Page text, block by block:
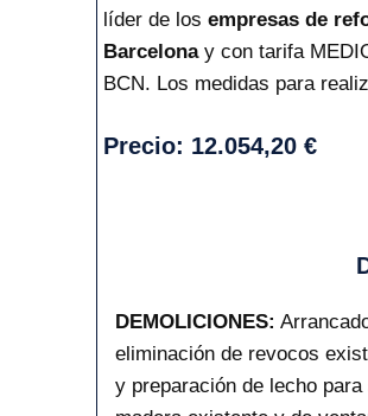
líder de los empresas de
Barcelonay con tarifa
BCN. Los medidas para
Precio: 12.054,20 €
DEMOLICIONES:
eliminación de revocos
y preparación de lecho